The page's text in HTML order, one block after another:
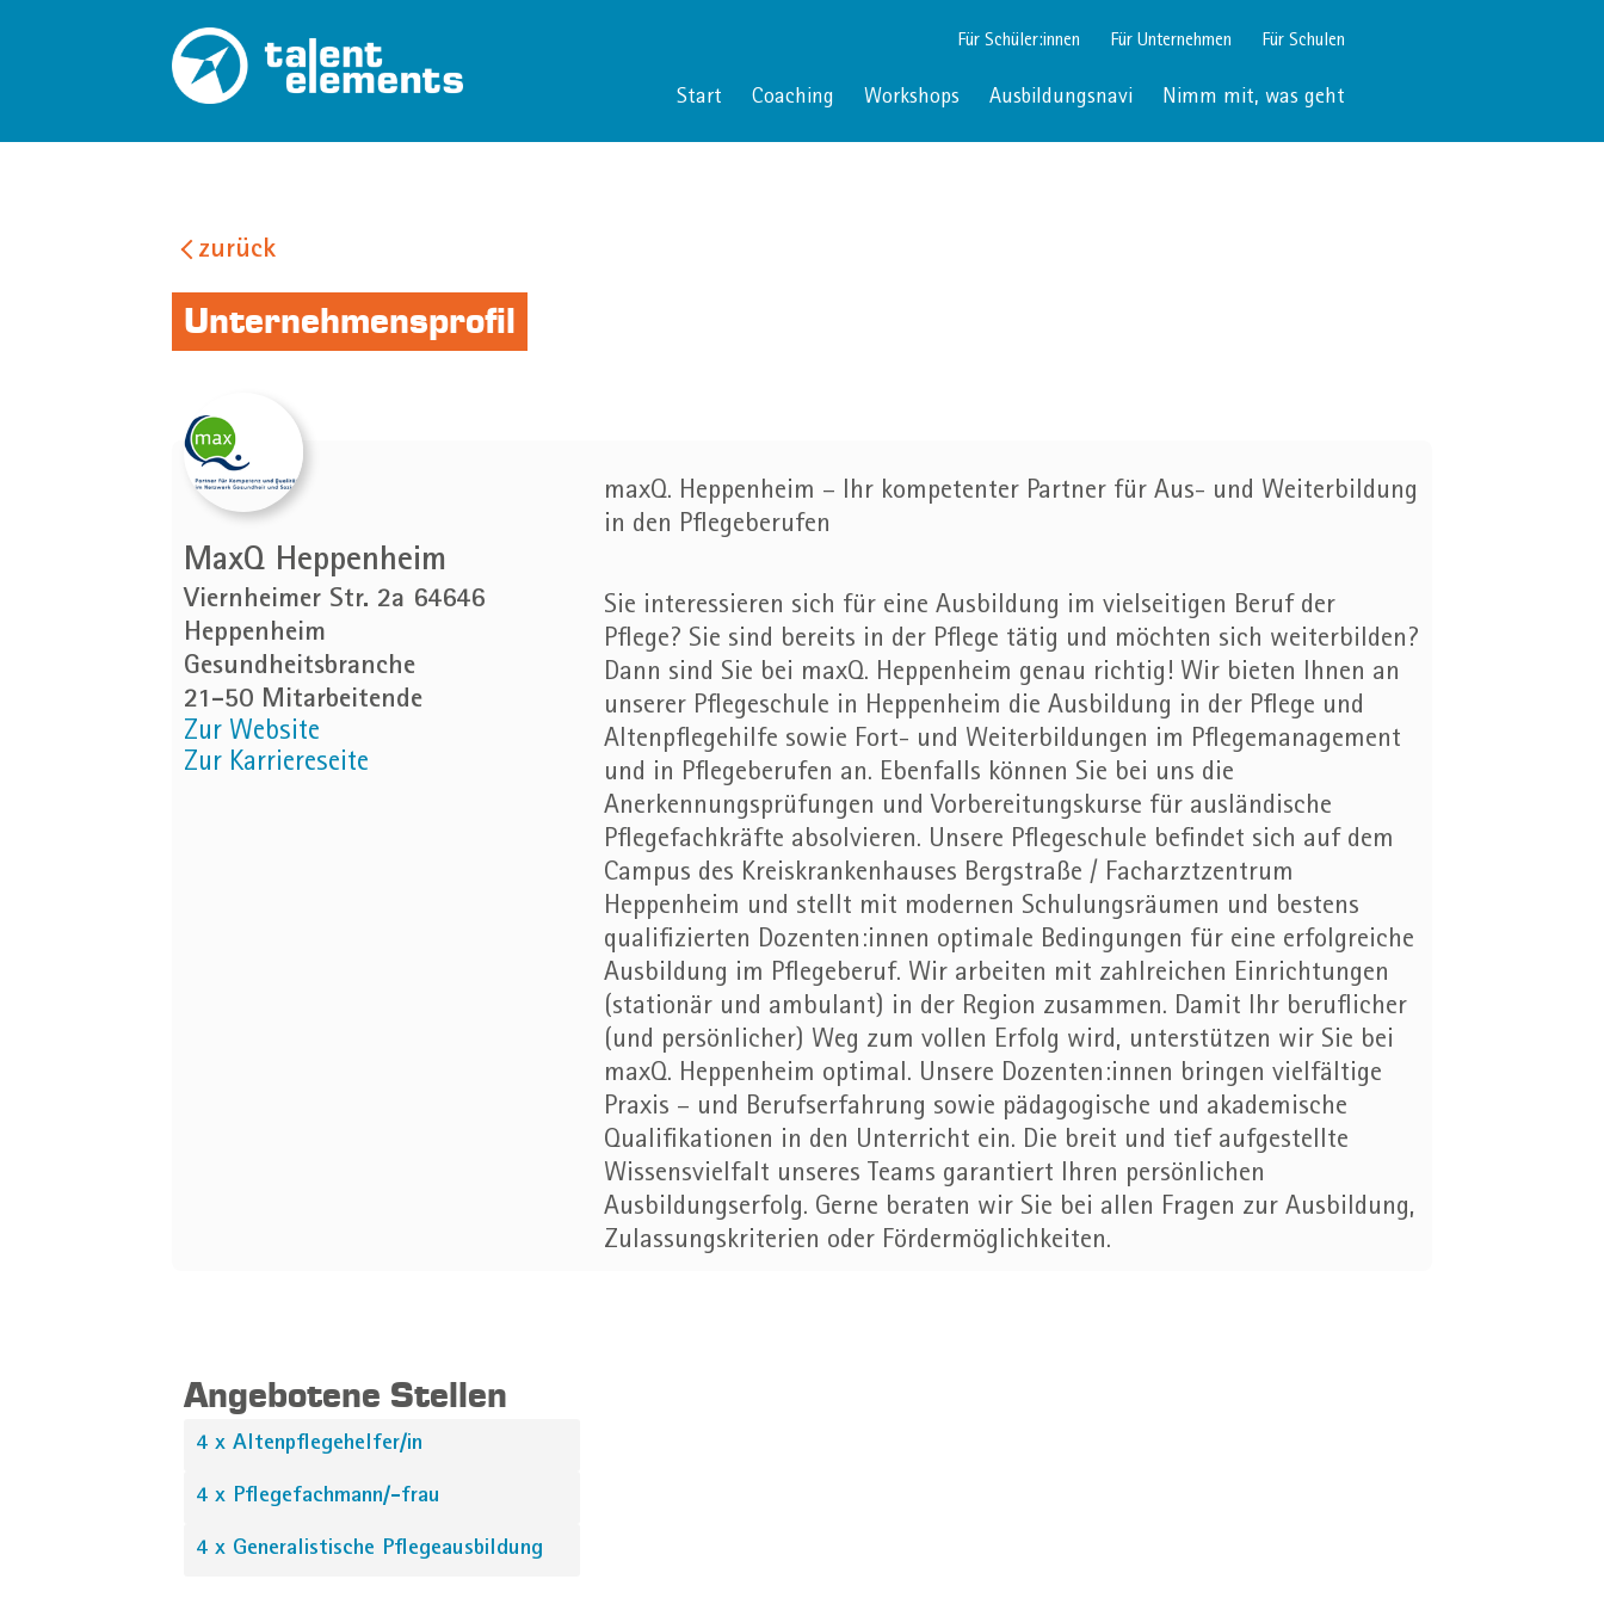
Für Schüler:innen Für Unternehmen Für Schulen
Start Coaching Workshops Ausbildungsnavi Nimm mit, was geht
zurück
Unternehmensprofil
MaxQ Heppenheim
Viernheimer Str. 2a 64646
Heppenheim
Gesundheitsbranche
21-50 Mitarbeitende
Zur Website
Zur Karriereseite
maxQ. Heppenheim – Ihr kompetenter Partner für Aus- und Weiterbildung
in den Pflegeberufen
Sie interessieren sich für eine Ausbildung im vielseitigen Beruf der
Pflege? Sie sind bereits in der Pflege tätig und möchten sich weiterbilden?
Dann sind Sie bei maxQ. Heppenheim genau richtig! Wir bieten Ihnen an
unserer Pflegeschule in Heppenheim die Ausbildung in der Pflege und
Altenpflegehilfe sowie Fort- und Weiterbildungen im Pflegemanagement
und in Pflegeberufen an. Ebenfalls können Sie bei uns die
Anerkennungsprüfungen und Vorbereitungskurse für ausländische
Pflegefachkräfte absolvieren. Unsere Pflegeschule befindet sich auf dem
Campus des Kreiskrankenhauses Bergstraße / Facharztzentrum
Heppenheim und stellt mit modernen Schulungsräumen und bestens
qualifizierten Dozenten:innen optimale Bedingungen für eine erfolgreiche
Ausbildung im Pflegeberuf. Wir arbeiten mit zahlreichen Einrichtungen
(stationär und ambulant) in der Region zusammen. Damit Ihr beruflicher
(und persönlicher) Weg zum vollen Erfolg wird, unterstützen wir Sie bei
maxQ. Heppenheim optimal. Unsere Dozenten:innen bringen vielfältige
Praxis – und Berufserfahrung sowie pädagogische und akademische
Qualifikationen in den Unterricht ein. Die breit und tief aufgestellte
Wissensvielfalt unseres Teams garantiert Ihren persönlichen
Ausbildungserfolg. Gerne beraten wir Sie bei allen Fragen zur Ausbildung,
Zulassungskriterien oder Fördermöglichkeiten.
Angebotene Stellen
4 x Altenpflegehelfer/in
4 x Pflegefachmann/-frau
4 x Generalistische Pflegeausbildung